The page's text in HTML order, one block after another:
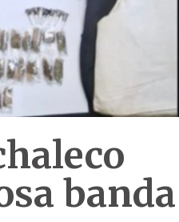
banda
González conquista el bronce